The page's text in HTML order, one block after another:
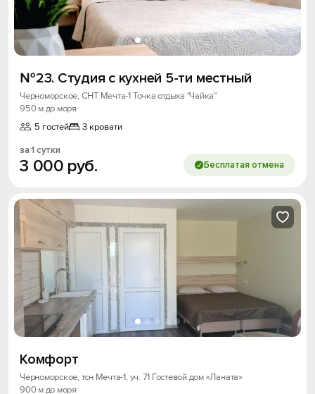
№23. Студия с кухней 5-ти местный
Черноморское, СНТ Mечта-1 Точка отдыха "Чайка"
950 м до моря
5 гостей
3 кровати
за 1 сутки
3 000 руб. Бесплатая отмена
Комфорт
Черноморское, тсн Мечта-1, уч. 71 Гостевой дом «Ланата»
900 м до моря